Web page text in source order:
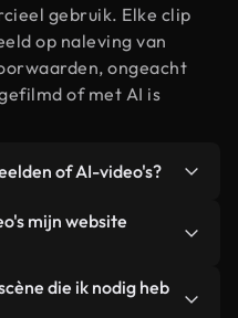
gebruik. Elke clip
op naleving van
ongeacht
of met AI is
of AI-video's?
die bestaat
beelden van
gelabeld, zodat je
mijn website
versies
webklare formaten
die ik nodig heb